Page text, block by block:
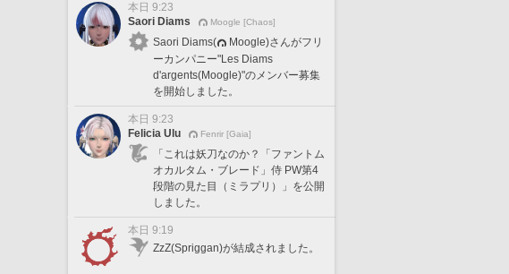
本日 9:23
Saori Diams
Moogle [Chaos]
Saori Diams(
Moogle)さんがフリ
ーカンパニー"Les Diams
d'argents(Moogle)"のメンバー募集
を開始しました。
本日 9:23
Felicia Ulu
Fenrir [Gaia]
「これは妖刀なのか？「ファントム
オカルタム・ブレード」侍 PW第4
段階の見た目（ミラプリ）」を公開
しました。
本日 9:19
ZzZ(Spriggan)が結成されました。